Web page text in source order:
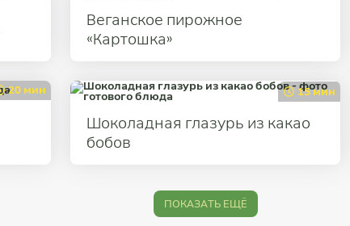
Веганское пирожное
«Картошка»
20 мин 15 мин
Шоколадная глазурь из какао
бобов
ПОКАЗАТЬ ЕЩЁ